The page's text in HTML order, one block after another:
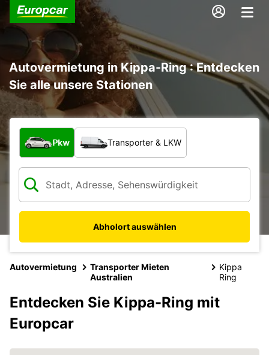
Autovermietung in Kippa-Ring : Entdecken
Sie alle unsere Stationen
Welche Art von Fahrzeug?
Pkw Transporter & LKW
Abholort auswählen
Autovermietung
Transporter Mieten
Australien
Kippa
Ring
Entdecken Sie Kippa-Ring mit
Europcar